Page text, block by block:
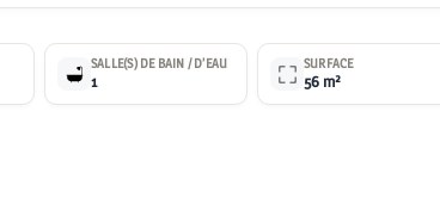
SALLE(S) DE BAIN / D’EAU
1
SURFACE
56 m²